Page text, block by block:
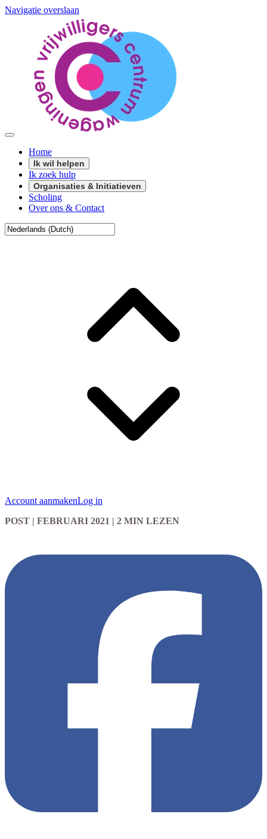
Navigatie overslaan
Home
Ik wil helpen
Ik zoek hulp
Organisaties & Initiatieven
Scholing
Over ons & Contact
Account aanmakenLog in
POST | FEBRUARI 2021 | 2 MIN LEZEN